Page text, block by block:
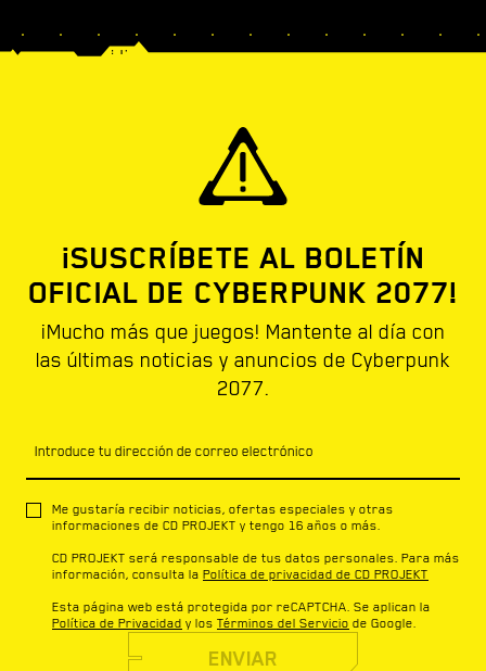
¡SUSCRÍBETE AL BOLETÍN
OFICIAL DE CYBERPUNK 2077!
¡Mucho más que juegos! Mantente al día con
las últimas noticias y anuncios de Cyberpunk
2077.
Introduce tu dirección de correo electrónico
Me gustaría recibir noticias, ofertas especiales y otras
informaciones de CD PROJEKT y tengo 16 años o más.
CD PROJEKT será responsable de tus datos personales. Para más
información, consulta la Política de privacidad de CD PROJEKT
Esta página web está protegida por reCAPTCHA. Se aplican la
Política de Privacidad y los Términos del Servicio de Google.
ENVIAR